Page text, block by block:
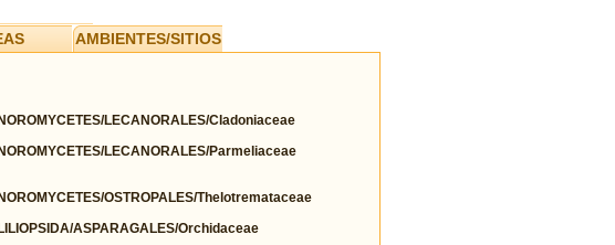
AMBIENTES/SITIOS
LECANORALES/Cladoniaceae
LECANORALES/Parmeliaceae
OSTROPALES/Thelotremataceae
ASPARAGALES/Orchidaceae